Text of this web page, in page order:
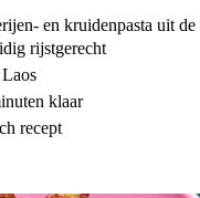
en kruidenpasta uit
rijstgerecht
klaar
recept